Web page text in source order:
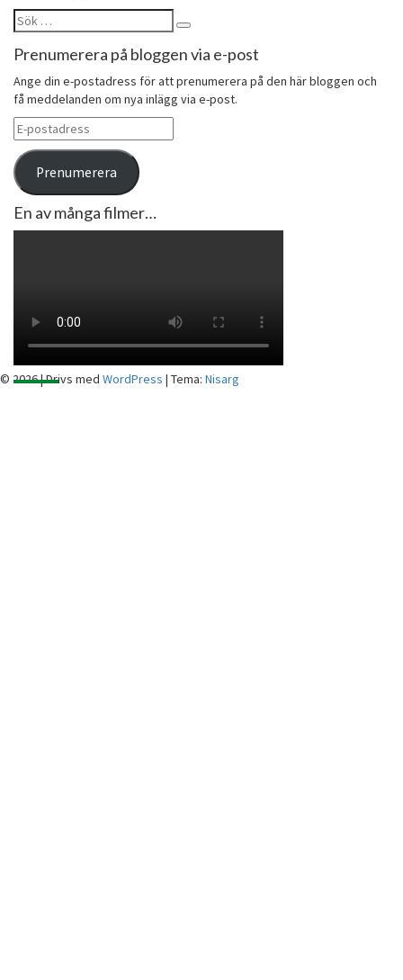
Sök
efter:
Sök
Prenumerera på bloggen via e-post
Ange din e-postadress för att prenumerera på den här bloggen och
få meddelanden om nya inlägg via e-post.
E-
postadress
Prenumerera
En av många filmer…
© 2026|Drivs med WordPress | Tema: Nisarg